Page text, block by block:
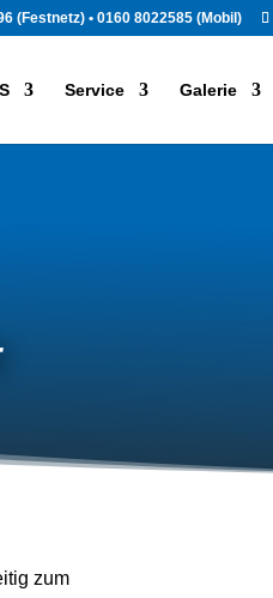
(Festnetz) • 0160 8022585 (Mobil)
Service Galerie
zum